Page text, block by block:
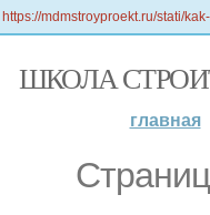
https://mdmstroyproekt.ru/stati/